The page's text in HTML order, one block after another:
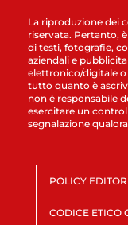
La riproduzione dei
riservata. Pertanto,
di testi, fotografie,
aziendali e
elettronico/digitale o
tutto quanto è
non è responsabile
esercitare un
segnalazione
POLICY
CODICE ETICO